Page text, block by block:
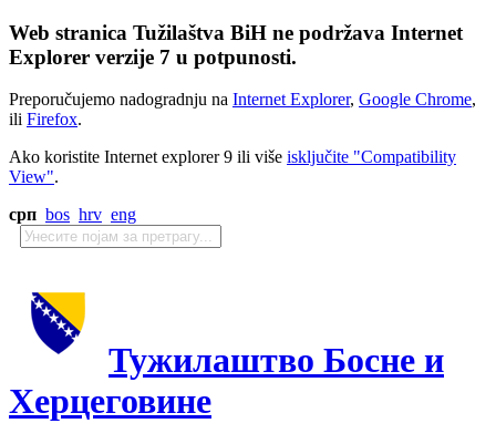
Web stranica Tužilaštva BiH ne podržava Internet
Explorer verzije 7 u potpunosti.
Preporučujemo nadogradnju na Internet Explorer, Google Chrome,
ili Firefox.
Ako koristite Internet explorer 9 ili više isključite "Compatibility
View".
срп bos hrv eng
Тужилаштво Босне и
Херцеговине